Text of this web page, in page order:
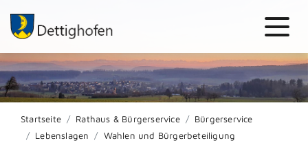
Startseite Rathaus & Bürgerservice
Bürgerservice
Lebenslagen
Wahlen und Bürgerbeteiligung